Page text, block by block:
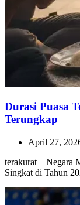
Durasi Puasa
Terungkap
April 27,
terakurat – Negara
Singkat di Tahun